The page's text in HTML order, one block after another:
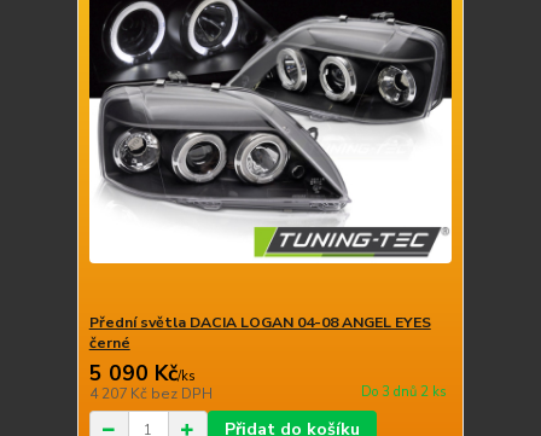
Přední světla DACIA LOGAN 04-08 ANGEL EYES
černé
5 090 Kč/ks
4 207 Kč bez DPH Do 3 dnů 2 ks
Přidat do košíku